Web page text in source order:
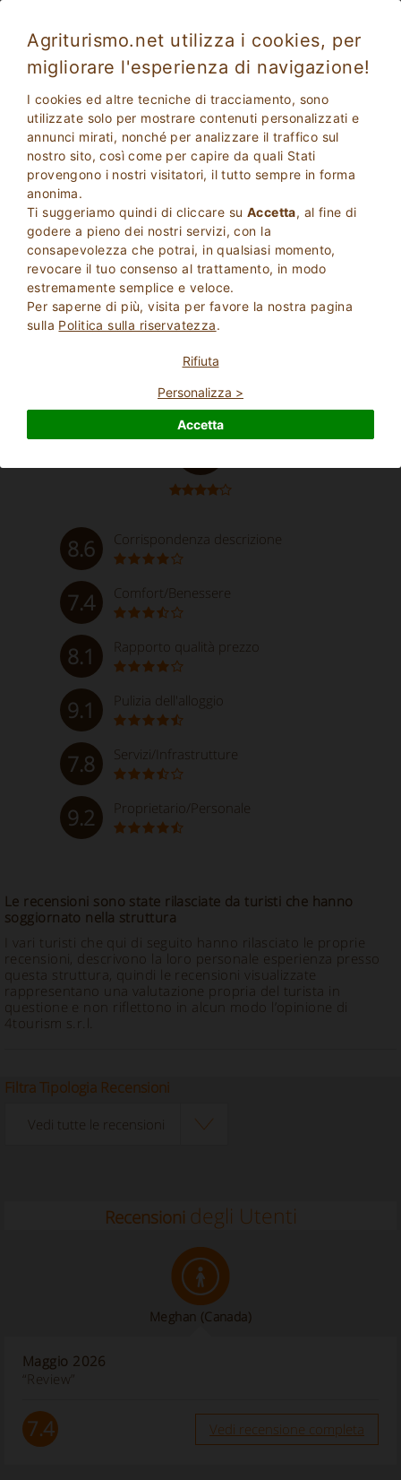
Agriturismo.net utilizza i cookies, per
migliorare l'esperienza di navigazione!
I cookies ed altre tecniche di tracciamento, sono
utilizzate solo per mostrare contenuti personalizzati e
annunci mirati, nonché per analizzare il traffico sul
nostro sito, così come per capire da quali Stati
provengono i nostri visitatori, il tutto sempre in forma
anonima.
Ti suggeriamo quindi di cliccare su Accetta, al fine di
godere a pieno dei nostri servizi, con la
consapevolezza che potrai, in qualsiasi momento,
revocare il tuo consenso al trattamento, in modo
estremamente semplice e veloce.
Per saperne di più, visita per favore la nostra pagina
sulla Politica sulla riservatezza.
Rifiuta
Personalizza >
Accetta
Sciacca 1552
Agriturismo
Agrigento, Sciacca(Mappa) 30Posti Letto
CHIEDI AL PROPRIETARIO PRENOTA
Ottimo
8.3
Maggiori Informazioni
17 RecensioniStruttura
8.3
Ottimo
8.6 Corrispondenza descrizione
7.4 Comfort/Benessere
8.1 Rapporto qualità prezzo
9.1 Pulizia dell'alloggio
7.8 Servizi/Infrastrutture
9.2 Proprietario/Personale
Le recensioni sono state rilasciate da turisti che hanno
soggiornato nella struttura
I vari turisti che qui di seguito hanno rilasciato le proprie
recensioni, descrivono la loro personale esperienza presso
questa struttura, quindi le recensioni visualizzate
rappresentano una valutazione propria del turista in
questione e non riflettono in alcun modo l’opinione di
4tourism s.r.l.
Filtra Tipologia Recensioni
Recensioni degli Utenti
Meghan (Canada)
Maggio 2026
“Review”
7.4 Vedi recensione completa